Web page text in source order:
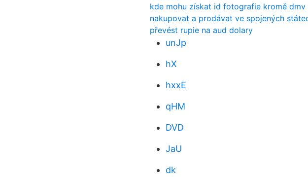
kde mohu získat id fotografie kromě dmv
nakupovat a prodávat ve spojených
převést rupie na aud dolary
unJp
hX
hxxE
qHM
DVD
JaU
dk